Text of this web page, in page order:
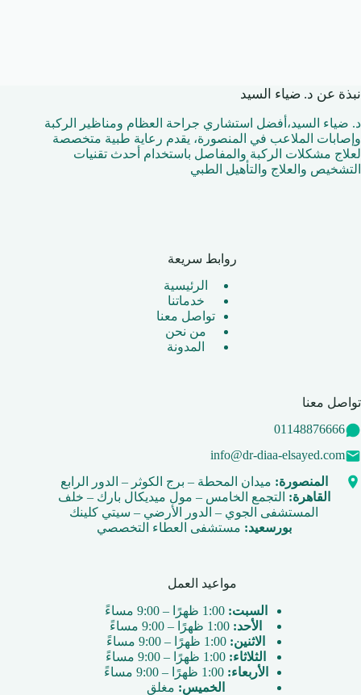
نبذة عن د. ضياء السيد
د. ضياء السيد،أفضل استشاري جراحة العظام ومناظير الركبة
وإصابات الملاعب في المنصورة، يقدم رعاية طبية متخصصة
لعلاج مشكلات الركبة والمفاصل باستخدام أحدث تقنيات
التشخيص والعلاج والتأهيل الطبي
روابط سريعة
الرئيسية
خدماتنا
تواصل معنا
من نحن
المدونة
تواصل معنا
01148876666
info@dr-diaa-elsayed.com
المنصورة: ميدان المحطة – برج الكوثر – الدور الرابع
القاهرة: التجمع الخامس – مول ميديكال بارك – خلف
المستشفى الجوي – الدور الأرضي – سيتي كلينك
بورسعيد: مستشفى العطاء التخصصي
مواعيد العمل
السبت: 1:00 ظهرًا – 9:00 مساءً
الأحد:
الاثنين:
الثلاثاء:
الأربعاء: 1:00 ظهرًا – 9:00 مساءً
الخميس: مغلق